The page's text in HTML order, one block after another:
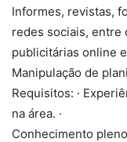
Informes, revistas,
redes sociais, entre
publicitárias online
Manipulação de
Requisitos: ·
na área. ·
Conhecimento